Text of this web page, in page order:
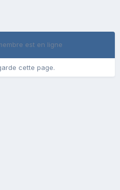
est en ligne
cette page.